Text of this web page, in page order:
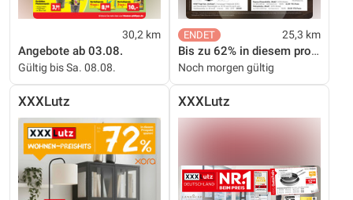
30,2 km
Angebote ab 03.08.
Gültig bis Sa. 08.08.
25,3 km
Bis zu 62% in diesem prospekt
Noch morgen gültig
XXXLutz XXXLutz